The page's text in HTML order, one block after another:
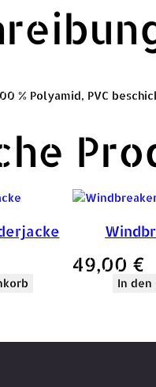
% Polyamid, PVC
49,00 €
In den